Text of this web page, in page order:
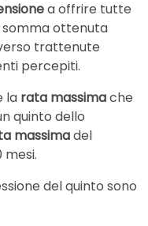
a offrire tutte
somma ottenuta
trattenute
percepiti.
la rata massimache
quinto dello
massimadel
mesi.
del quinto sono